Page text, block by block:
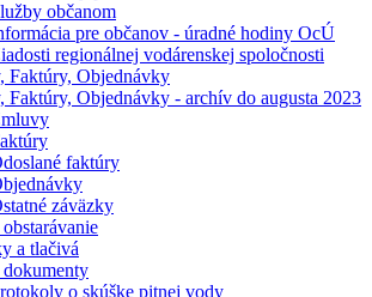
občanom
pre občanov - úradné hodiny OcÚ
regionálnej vodárenskej spoločnosti
Faktúry, Objednávky
Faktúry, Objednávky - archív do augusta 2023
faktúry
záväzky
a tlačivá
dokumenty
o skúške pitnej vody